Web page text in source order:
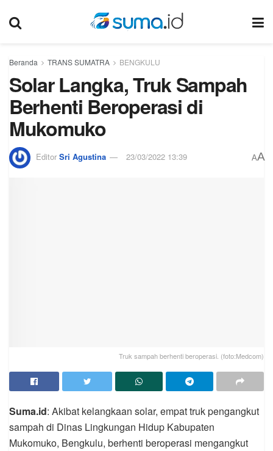
Beranda TRANS SUMATRA BENGKULU
Solar Langka, Truk Sampah
Berhenti Beroperasi di
Mukomuko
Editor Sri Agustina 23/03/2022 13:39 AA
Truk sampah berhenti beroperasi. (foto:Medcom)
Suma.id: Akibat kelangkaan solar, empat truk pengangkut
sampah di Dinas Lingkungan Hidup Kabupaten
Mukomuko, Bengkulu, berhenti beroperasi mengangkut